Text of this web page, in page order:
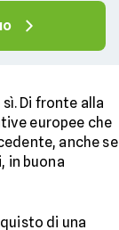
Di fronte alla
europee che
anche se
in buona
di una